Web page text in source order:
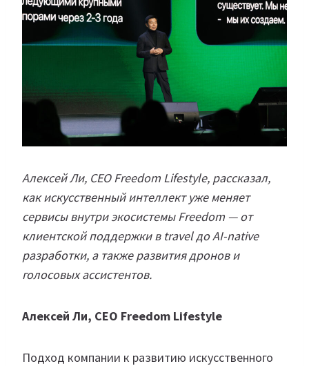
Алексей Ли, CEO Freedom Lifestyle, рассказал,
как искусственный интеллект уже меняет
сервисы внутри экосистемы Freedom — от
клиентской поддержки в travelдо AI-native
разработки, а также развития дронов и
голосовых ассистентов.
Алексей Ли, CEO Freedom Lifestyle
Подход компании к развитию искусственного